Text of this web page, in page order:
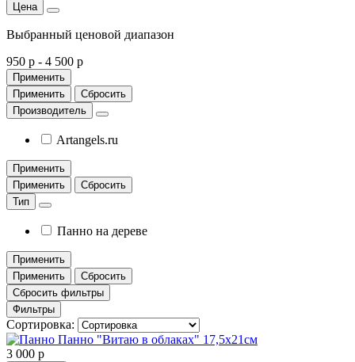
Цена
Выбранный ценовой диапазон
950 р - 4 500 р
Применить
Применить
Сбросить
Производитель
Artangels.ru
Применить
Применить
Сбросить
Тип
Панно на дереве
Применить
Применить
Сбросить
Сбросить фильтры
Фильтры
Сортировка:
Панно "Витаю в облаках" 17,5х21см
3 000 р